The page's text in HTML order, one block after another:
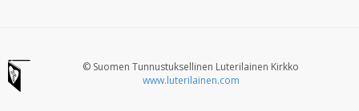
© Suomen Tunnustuksellinen Luterilainen Kirkko
www.luterilainen.com